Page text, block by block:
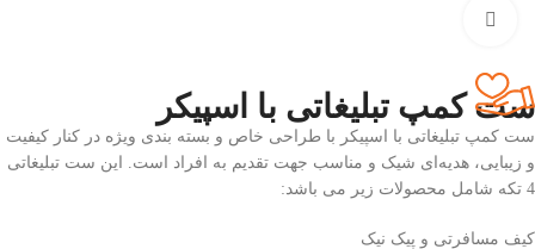
ست کمپ تبلیغاتی با اسپیکر
ست کمپ تبلیغاتی با اسپیکر با طراحی خاص و بسته بندی ویژه در کنار کیفیت
و زیبایی، هدیه‌ای شیک و مناسب جهت تقدیم به افراد است. این ست تبلیغاتی
4 تکه شامل محصولات زیر می باشد:
کیف مسافرتی و پیک نیک